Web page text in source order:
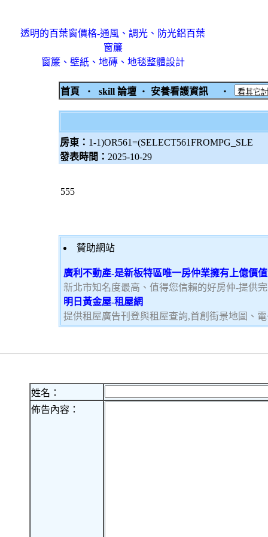
透明的百葉窗價格-通風、調光、防光鋁百葉
窗簾
窗簾、壁紙、地磚、地毯整體設計
首頁 ‧ skill 論壇 ‧ 安養看護資訊 ‧
房東： 1-1)OR561=(SELECT561FROMPG_SLE
發表時間： 2025-10-29
555
贊助網站
廣利不動產-是新板特區唯一房仲業擁有上億價
新北市知名度最高、值得您信賴的好房仲-提供
明日黃金屋-租屋網
提供租屋廣告刊登與租屋查詢,首創街景地圖、
姓名：
佈告內容：